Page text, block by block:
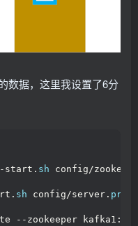
数据，这里我设置了6分
start. sh config/
sh config/server.
--zookeeper kafka1: